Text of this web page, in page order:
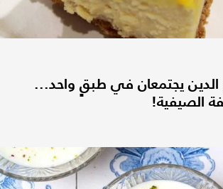
الدين يجتمعان في طبقٍ واحد...
الصيفية!